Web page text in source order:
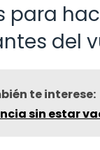
para
del
te interese:
sin estar